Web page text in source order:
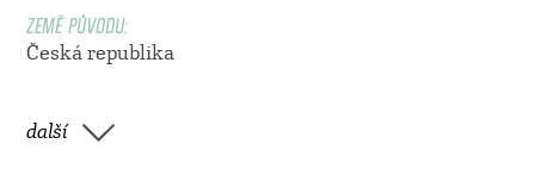
ZEMĚ PŮVODU:
Česká republika
další